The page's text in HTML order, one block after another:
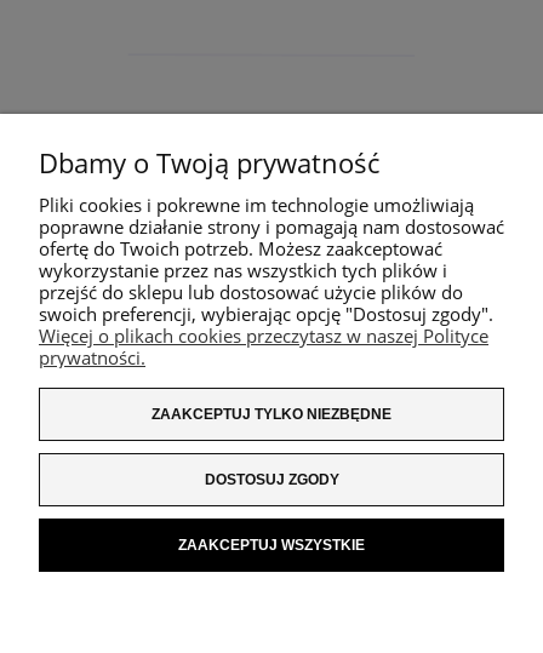
Dbamy o Twoją prywatność
Pliki cookies i pokrewne im technologie umożliwiają
poprawne działanie strony i pomagają nam dostosować
ofertę do Twoich potrzeb. Możesz zaakceptować
wykorzystanie przez nas wszystkich tych plików i
przejść do sklepu lub dostosować użycie plików do
swoich preferencji, wybierając opcję "Dostosuj zgody".
Więcej o plikach cookies przeczytasz w naszej Polityce
prywatności.
ZAAKCEPTUJ TYLKO NIEZBĘDNE
DOSTOSUJ ZGODY
ZAAKCEPTUJ WSZYSTKIE